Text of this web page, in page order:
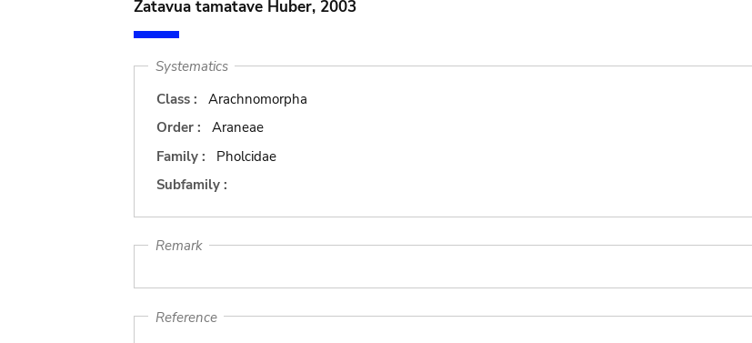
Zatavua tamatave Huber, 2003
Systematics
Class :
Arachnomorpha
Order :
Araneae
Family :
Pholcidae
Subfamily :
Remark
Reference